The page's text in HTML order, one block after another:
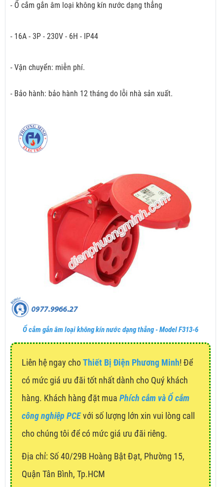
- Ổ cắm gắn âm loại không kín nước dạng thẳng
- 16A - 3P - 230V - 6H - IP44
- Vận chuyển: miễn phí.
- Bảo hành: bảo hành 12 tháng do lỗi nhà sản xuất.
Ổ cắm gắn âm loại không kín nước dạng thẳng - Model F313-6
Liên hệ ngay choThiết Bị Điện Phương Minh! Để
có mức giá ưu đãi tốt nhất dành cho Quý khách
hàng. Khách hàng đặt mua Phích cắm và Ổ cắm
công nghiệp PCEvới số lượng lớn xin vui lòng call
cho chúng tôi để có mức giá ưu đãi riêng.
Địa chỉ: Số 40/29B Hoàng Bật Đạt, Phường 15,
Quận Tân Bình, Tp.HCM